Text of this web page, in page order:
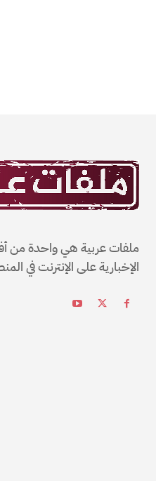
ملفات عربية هي واحدة من
الإخبارية على الإنترنت في